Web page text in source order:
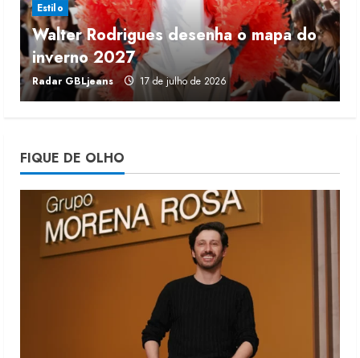
4
Fakini prevê R$345 milhões de
receita em 2026
4 de agosto de 2026
5
Projeto testa passaporte digital na
moda nacional
4 de agosto de 2026
Estilo
Walter Rodrigues desenha o mapa do
inverno 2027
Radar GBLjeans 17 de julho de 2026
FIQUE DE OLHO